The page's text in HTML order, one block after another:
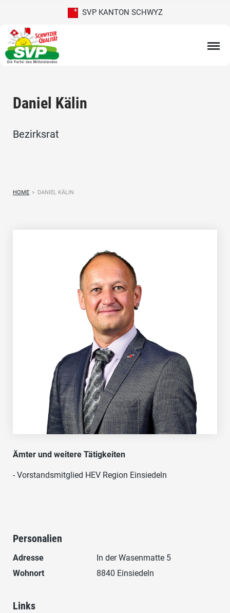
SVP KANTON SCHWYZ
Daniel Kälin
Bezirksrat
HOME > DANIEL KÄLIN
Ämter und weitere Tätigkeiten
- Vorstandsmitglied HEV Region Einsiedeln
Personalien
Adresse
In der Wasenmatte 5
Wohnort
8840 Einsiedeln
Links